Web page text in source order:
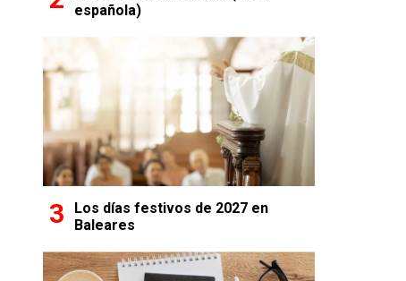
española)
Los días festivos de 2027 en
Baleares